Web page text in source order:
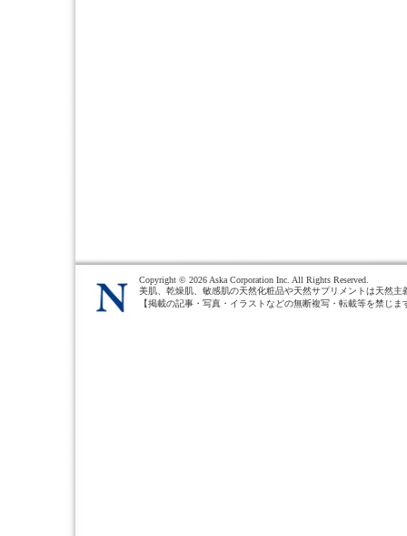
Copyright © 2026 Aska Corporation Inc. All Rights Reserved.
美肌、乾燥肌、敏感肌の天然化粧品や天然サプリメントは天然主
【掲載の記事・写真・イラストなどの無断複写・転載等を禁じま